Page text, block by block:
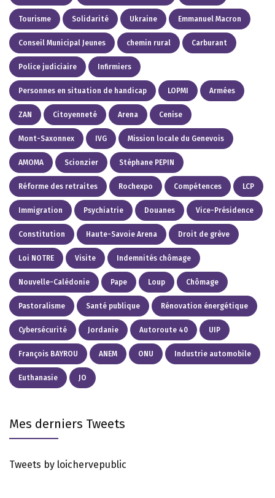
Tourisme Solidarité Ukraine Emmanuel Macron
Conseil Municipal Jeunes chemin rural Carburant
Police judiciaire Infirmiers
Personnes en situation de handicap LOPMI Armées
ZAN Citoyenneté Arena Cenise
Mont-Saxonnex IVG Mission locale du Genevois
AMOMA Scionzier Stéphane PEPIN
Réforme des retraites Rochexpo Compétences LCP
Immigration Psychiatrie Douanes Vice-Présidence
Constitution Haute-Savoie Arena Droit de grève
Loi NOTRE Visite Indemnités chômage
Nouvelle-Calédonie Pape Loup Chômage
Pastoralisme Santé publique Rénovation énergétique
Cybersécurité Jordanie Autoroute 40 UIP
François BAYROU ANEM ONU Industrie automobile
Euthanasie JO
Mes derniers Tweets
Tweets by loichervepublic